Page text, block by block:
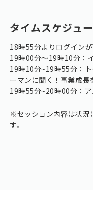
タイムスケジュ
18時55分よりログイン
19時00分〜19時10分：
19時10分~19時55分：
ーマンに聞く！事業成長
19時55分~20時00分：
※セッション内容は状況
す。